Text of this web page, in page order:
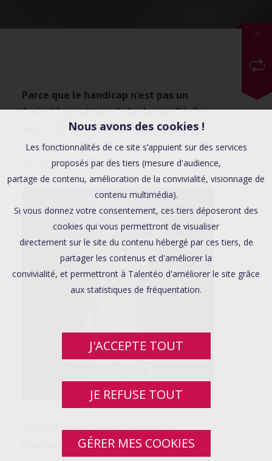
Parce que le handicap n’est pas un
frein à la pratique de la danse, Cécile
Avio a fondé la Handidanse il y a une
vingtaine d’années. Interview réalisée
par nos amis d’Handirect .
Comment est née la Fédération
Française Handidanse ?
Nous avons des cookies !
Les fonctionnalités de ce site s’appuient sur des services
proposés par des tiers (mesure d'audience,
partage de contenu, amélioration de la convivialité, visionnage de
contenu multimédia).
Si vous donnez votre consentement, ces tiers déposeront des
cookies qui vous permettront de visualiser
directement sur le site du contenu hébergé par ces tiers, de
partager les contenus et d'améliorer la
convivialité, et permettront à Talentéo d'améliorer le site grâce
aux statistiques de fréquentation.
J'ACCEPTE TOUT
JE REFUSE TOUT
GÉRER MES COOKIES